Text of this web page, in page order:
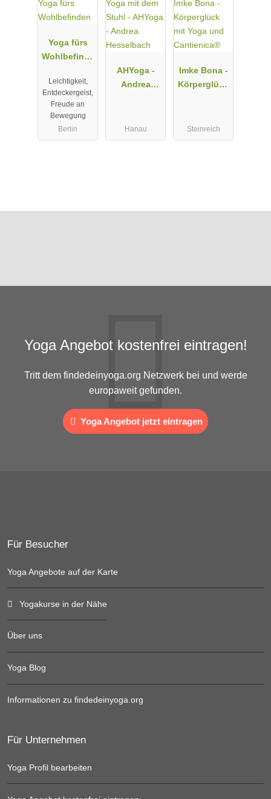
/Thüringen
Yoga fürs
Wohlbefinde
Leichtigkeit,
Entdeckergeist,
Freude an
Bewegung
Berlin
AHYoga -
Andrea
Hanau
Imke Bona -
Körperglück
Cantienica®
Steinreich
Yoga Angebot kostenfrei eintragen!
Tritt dem findedeinyoga.org Netzwerk bei und werde
europaweit gefunden.
Yoga Angebot jetzt eintragen
Für Besucher
Yoga Angebote auf der Karte
Yogakurse in der Nähe
Über uns
Yoga Blog
Informationen zu findedeinyoga.org
Für Unternehmen
Yoga Profil bearbeiten